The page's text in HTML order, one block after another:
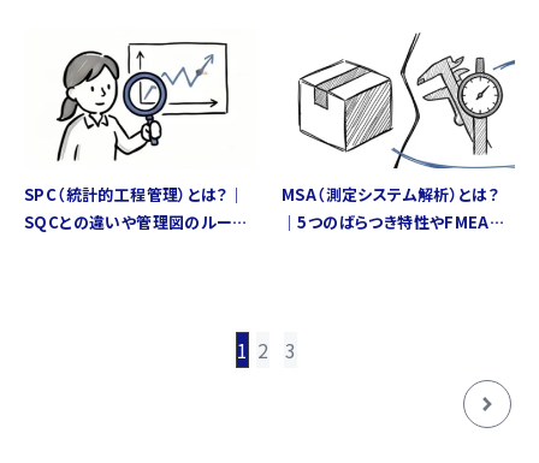
SPC（統計的工程管理）とは？｜
SQCとの違いや管理図のルール
MSA（測定システム解析）とは？
｜5つのばらつき特性やFMEAへ
1 2 3